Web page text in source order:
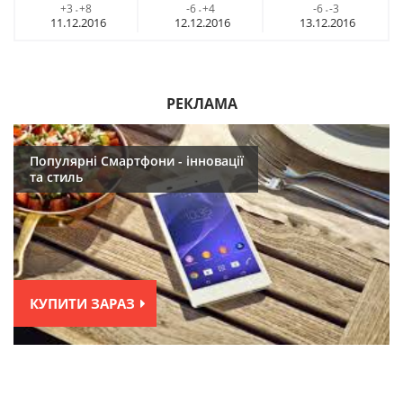
+3 - +8
11.12.2016
-6 - +4
12.12.2016
-6 - -3
13.12.2016
РЕКЛАМА
Популярні Смартфони - інновації
та стиль
КУПИТИ ЗАРАЗ